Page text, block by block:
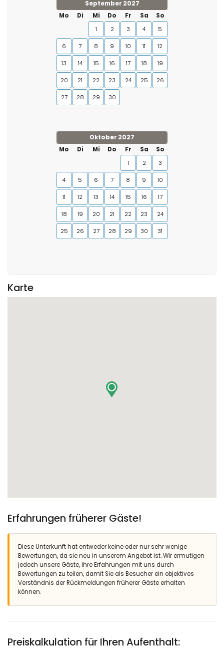
September 2027
Mo
Di Mi Do Fr Sa
So
1
2 3 4 5
6 7 8 9 10 11 12
13 14 15 16 17 18 19
20 21 22 23 24 25 26
27 28 29 30
Oktober 2027
Mo
Di Mi Do Fr Sa
So
1
2 3
4 5 6 7 8 9 10
11 12 13 14 15 16 17
18 19 20 21 22 23 24
25 26 27 28 29 30 31
Karte
Erfahrungen früherer Gäste!
Diese Unterkunft hat entweder keine oder nur sehr wenige
Bewertungen, da sie neu in unserem Angebot ist. Wir ermutigen
jedoch unsere Gäste, ihre Erfahrungen mit uns durch
Bewertungen zu teilen, damit Sie als Besucher ein objektives
Verständnis der Rückmeldungen früherer Gäste erhalten
können.
Preiskalkulation für Ihren Aufenthalt: